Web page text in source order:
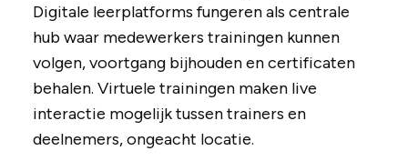
Digitale leerplatforms fungeren als centrale
hub waar medewerkers trainingen kunnen
volgen, voortgang bijhouden en certificaten
behalen. Virtuele trainingen maken live
interactie mogelijk tussen trainers en
deelnemers, ongeacht locatie.